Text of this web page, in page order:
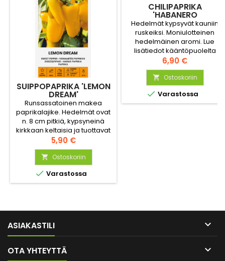
SUIPPOPAPRIKA 'LEMON
DREAM'
Runsassatoinen makea
paprikalajike. Hedelmät ovat
n. 8 cm pitkiä, kypsyneinä
kirkkaan keltaisia ​​ja tuottavat
vain vähän siemeniä.
Kokonsa puolesta sopii hyvin
ruukkukasvatukseen, korkeus
n. 45 cm.
Hinta
5,90 €
 Ostoskoriin
 Varastossa
CHILIPAPRIKA
'HABANERO
CHOCOLATE'
Hedelmät kypsyvät kauniin
ruskeiksi. Moniulotteinen
hedelmäinen aromi. Lue
lisätiedot kääntöpuolelta
(kuva 2)
Hinta
6,90 €
 Ostoskoriin
 Varastossa
ASIAKASTILI 
OTA YHTEYTTÄ 